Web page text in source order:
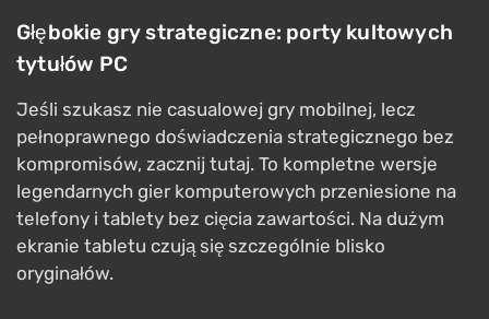
Głębokie gry strategiczne: porty kultowych
tytułów PC
Jeśli szukasz nie casualowej gry mobilnej, lecz
pełnoprawnego doświadczenia strategicznego bez
kompromisów, zacznij tutaj. To kompletne wersje
legendarnych gier komputerowych przeniesione na
telefony i tablety bez cięcia zawartości. Na dużym
ekranie tabletu czują się szczególnie blisko
oryginałów.